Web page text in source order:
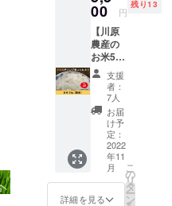
ク状に
した玄
米餅で
す。ス
ティッ
クタイ
プです
ので忙
しい朝
の朝食
にもオ
スス
メ！ 〜
お召し
上がり
方〜
ち米を
100％使
用し、
蒸して
半搗き
にした
プチプ
チ感を
味わえ
る、ス
ティッ
ク状に
した玄
米餅で
す。ス
ティッ
00 円
残り13
【川原
農産の
お米5㎏
(精米)】
「たん
じゅん
農」と
いう炭
素循環
農の法
則を基
に育て
られた
川原農
支援
者：
7人
お届
け予
定：
2022
年11
月
詳細を見る
こ
の
リ
タ
ー
ン